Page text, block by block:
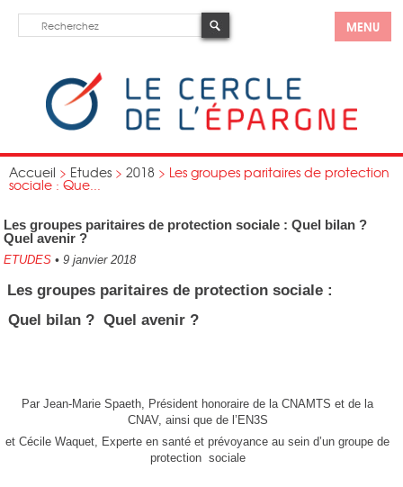
MENU
Accueil > Etudes > 2018 > Les groupes paritaires de protection
sociale : Que...
Les groupes paritaires de protection sociale : Quel bilan ?
Quel avenir ?
ETUDES • 9 janvier 2018
Les groupes paritaires de protection sociale :
Quel bilan ? Quel avenir ?
Par Jean-Marie Spaeth, Président honoraire de la CNAMTS et de la
CNAV, ainsi que de l’EN3S
et Cécile Waquet, Experte en santé et prévoyance au sein d’un groupe de
protection sociale